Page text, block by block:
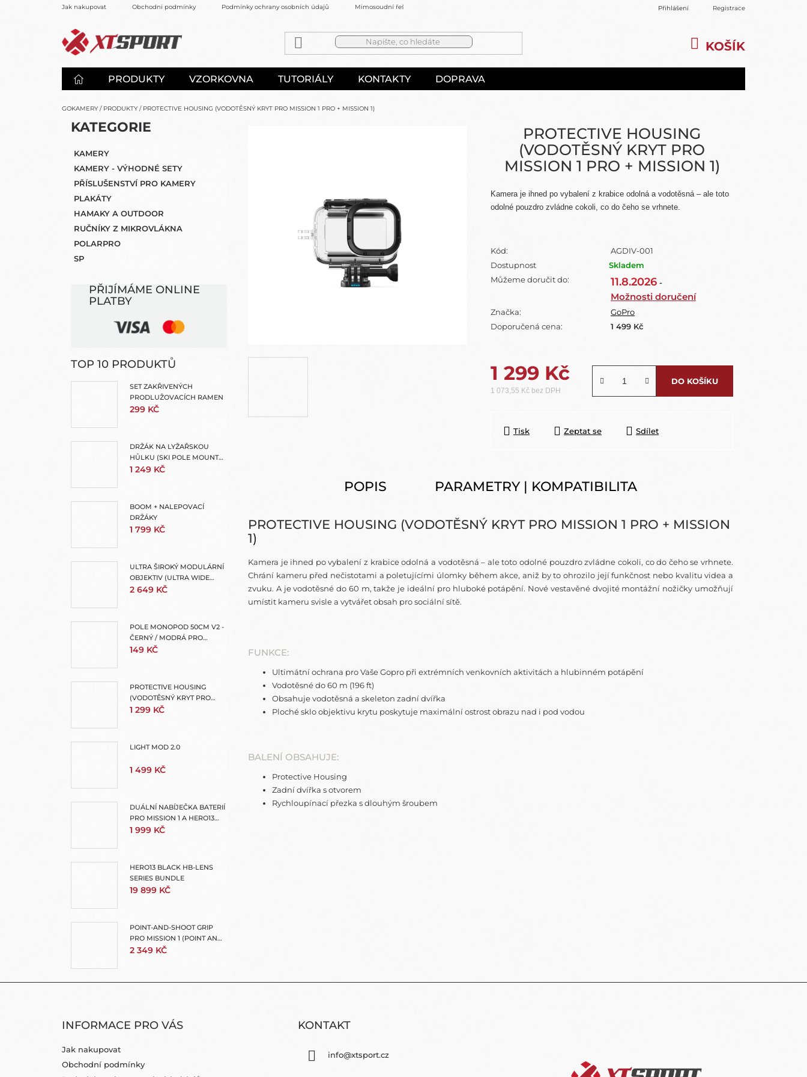
Jak nakupovat Obchodní podmínky Podmínky ochrany osobních údajů Mimosoudní řešení sporů Přihlášení Registrace
KOŠÍK
KOŠÍK
PRODUKTY VZORKOVNA TUTORIÁLY KONTAKTY DOPRAVA
GOKAMERY / PRODUKTY / PROTECTIVE HOUSING (VODOTĚSNÝ KRYT PRO MISSION 1 PRO + MISSION 1)
O
PŘESKOČIT
K
T
E
G
O
R
E
KATEGORIE
KAMERY
KAMERY - VÝHODNÉ SETY
PŘÍSLUŠENSTVÍ PRO KAMERY
PLAKÁTY
HAMAKY A OUTDOOR
RUČNÍKY Z MIKROVLÁKNA
POLARPRO
SP
PŘIJÍMÁME ONLINE
PLATBY
TOP 10 PRODUKTŮ
SET ZAKŘIVENÝCH
PRODLUŽOVACÍCH RAMEN
299 KČ
DRŽÁK NA LYŽAŘSKOU
HŮLKU (SKI POLE MOUNT
FOR EXTENSION POLES)
1 249 KČ
BOOM + NALEPOVACÍ
DRŽÁKY
1 799 KČ
ULTRA ŠIROKÝ MODULÁRNÍ
OBJEKTIV (ULTRA WIDE
LENS MOD)
2 649 KČ
POLE MONOPOD 50CM V2 -
ČERNÝ / MODRÁ PRO
GOPRO - TMC
149 KČ
PROTECTIVE HOUSING
(VODOTĚSNÝ KRYT PRO
MISSION 1 PRO + MISSION 1)
1 299 KČ
LIGHT MOD 2.0
1 499 KČ
DUÁLNÍ NABÍJEČKA BATERIÍ
PRO MISSION 1 A HERO13
(ENDURO 2 DUAL BATTERY
1 999 KČ
HERO13 BLACK HB-LENS
SERIES BUNDLE
19 899 KČ
POINT-AND-SHOOT GRIP
PRO MISSION 1 (POINT AND
SHOOT GRIP)
2 349 KČ
PROTECTIVE HOUSING
(VODOTĚSNÝ KRYT PRO
MISSION 1 PRO + MISSION 1)
Kamera je ihned po vybalení z krabice odolná a vodotěsná – ale toto
odolné pouzdro zvládne cokoli, co do čeho se vrhnete.
Kód:
AGDIV-001
Dostupnost
Skladem
Můžeme doručit do:
11.8.2026 -
Možnosti doručení
Značka:
GoPro
Doporučená cena:
1 499 Kč
1 299 Kč
1 073,55 Kč bez DPH
DO KOŠÍKU
Tisk Zeptat se Sdílet
POPIS PARAMETRY | KOMPATIBILITA
PROTECTIVE HOUSING (VODOTĚSNÝ KRYT PRO MISSION 1 PRO + MISSION
1)
Kamera je ihned po vybalení z krabice odolná a vodotěsná – ale toto odolné pouzdro zvládne cokoli, co do čeho se vrhnete.
Chrání kameru před nečistotami a poletujícími úlomky během akce, aniž by to ohrozilo její funkčnost nebo kvalitu videa a
zvuku. A je vodotěsné do 60 m, takže je ideální pro hluboké potápění. Nové vestavěné dvojité montážní nožičky umožňují
umístit kameru svisle a vytvářet obsah pro sociální sítě.
FUNKCE:
Ultimátní ochrana proVaše Gopro při extrémních venkovních aktivitách a hlubinném potápění
Vodotěsné do60 m (196ft)
Obsahujevodotěsná a skeleton zadní dvířka
Ploché skloobjektivu krytu poskytuje maximálníostrost obrazu nad i pod vodou
BALENÍ OBSAHUJE:
Protective Housing
Zadní dvířka s otvorem
Rychloupínací přezka s dlouhým šroubem
INFORMACE PRO VÁS
Jak nakupovat
Obchodní podmínky
KONTAKT
info@xtsport.cz